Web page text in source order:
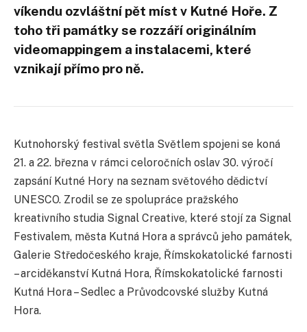
víkendu ozvláštní pět míst v Kutné Hoře. Z
toho tři památky se rozzáří originálním
videomappingem a instalacemi, které
vznikají přímo pro ně.
Kutnohorský festival světla Světlem spojeni se koná
21. a 22. března v rámci celoročních oslav 30. výročí
zapsání Kutné Hory na seznam světového dědictví
UNESCO. Zrodil se ze spolupráce pražského
kreativního studia Signal Creative, které stojí za Signal
Festivalem, města Kutná Hora a správců jeho památek,
Galerie Středočeského kraje, Římskokatolické farnosti
– arciděkanství Kutná Hora, Římskokatolické farnosti
Kutná Hora – Sedlec a Průvodcovské služby Kutná
Hora.